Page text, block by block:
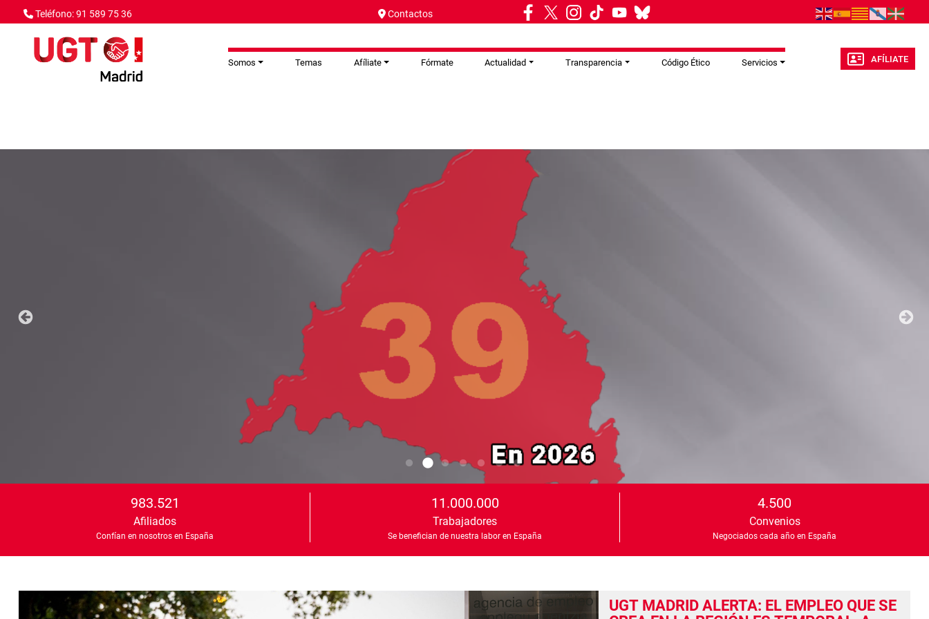
Pasar al contenido principal
Teléfono: 91 589 75 36 Contactos
Somos Temas Afíliate Fórmate Actualidad Transparencia Código Ético Servicios AFÍLIATE
983.521
Afiliados
Confían en nosotros en España
11.000.000
Trabajadores
Se benefician de nuestra labor en España
4.500
Convenios
Negociados cada año en España
UGT MADRID ALERTA: EL EMPLEO QUE SE